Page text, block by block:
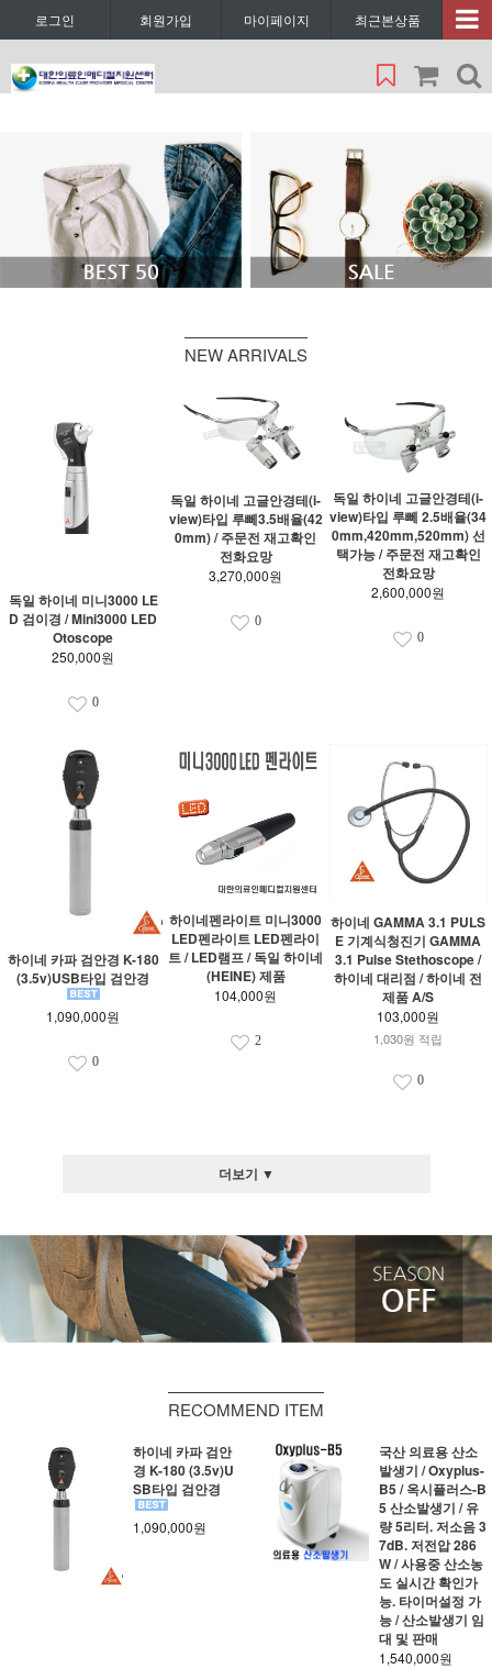
로그인 회원가입 마이페이지 최근본상품
NEW ARRIVALS
독일 하이네 미니3000 LE
D 검이경 / Mini3000 LED
Otoscope
250,000원
0
독일 하이네 고글안경테(i-
view)타입 루뻬3.5배율(42
0mm) / 주문전 재고확인
전화요망
3,270,000원
0
독일 하이네 고글안경테(i-
view)타입 루뻬 2.5배율(34
0mm,420mm,520mm) 선
택가능 / 주문전 재고확인
전화요망
2,600,000원
0
하이네 카파 검안경 K-180
(3.5v)USB타입 검안경
1,090,000원
0
하이네펜라이트 미니3000
LED펜라이트 LED펜라이
트 / LED램프 / 독일 하이네
(HEINE) 제품
104,000원
2
하이네 GAMMA 3.1 PULS
E 기계식청진기 GAMMA
3.1 Pulse Stethoscope /
하이네 대리점 / 하이네 전
제품 A/S
103,000원
1,030원 적립
0
더보기 ▼
RECOMMEND ITEM
하이네 카파 검안
경 K-180 (3.5v)U
SB타입 검안경
1,090,000원
국산 의료용 산소
발생기 / Oxyplus-
B5 / 옥시플러스-B
5 산소발생기 / 유
량 5리터. 저소음 3
7dB. 저전압 286
W / 사용중 산소농
도 실시간 확인가
능. 타이머설정 가
능 / 산소발생기 임
대 및 판매
1,540,000원